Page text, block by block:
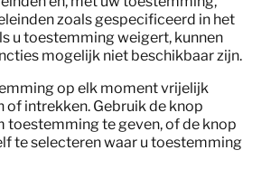
zoals gespecificeerd in het
u toestemming weigert, kunnen
mogelijk niet beschikbaar zijn.
op elk moment vrijelijk
of intrekken. Gebruik de knop
toestemming te geven, of de knop
te selecteren waar u toestemming